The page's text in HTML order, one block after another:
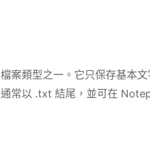
案類型之一。它只保存基本
常以 .txt 結尾，並可在